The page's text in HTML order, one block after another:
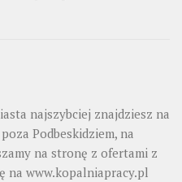
najszybciej znajdziesz na
Podbeskidziem, na
na stronę z ofertami z
na www.kopalniapracy.pl